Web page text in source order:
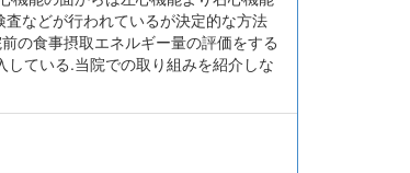
などが行われているが決定的な方法
の食事摂取エネルギー量の評価をする
ている.当院での取り組みを紹介しな